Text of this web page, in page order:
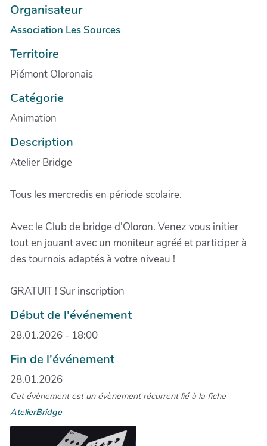
Organisateur
Association Les Sources
Territoire
Piémont Oloronais
Catégorie
Animation
Description
Atelier Bridge
Tous les mercredis en période scolaire.
Avec le Club de bridge d’Oloron. Venez vous initier
tout en jouant avec un moniteur agréé et participer à
des tournois adaptés à votre niveau !
GRATUIT ! Sur inscription
Début de l'événement
28.01.2026 - 18:00
Fin de l'événement
28.01.2026
Cet évènement est un évènement récurrent lié à la fiche
AtelierBridge